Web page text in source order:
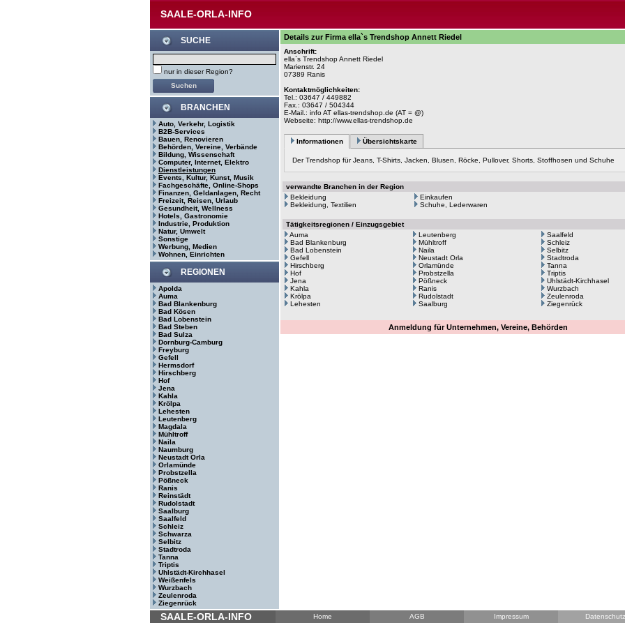
SAALE-ORLA-INFO
SUCHE
nur in dieser Region?
BRANCHEN
Auto, Verkehr, Logistik
B2B-Services
Bauen, Renovieren
Behörden, Vereine, Verbände
Bildung, Wissenschaft
Computer, Internet, Elektro
Dienstleistungen
Events, Kultur, Kunst, Musik
Fachgeschäfte, Online-Shops
Finanzen, Geldanlagen, Recht
Freizeit, Reisen, Urlaub
Gesundheit, Wellness
Hotels, Gastronomie
Industrie, Produktion
Natur, Umwelt
Sonstige
Werbung, Medien
Wohnen, Einrichten
REGIONEN
Apolda
Auma
Bad Blankenburg
Bad Kösen
Bad Lobenstein
Bad Steben
Bad Sulza
Dornburg-Camburg
Freyburg
Gefell
Hermsdorf
Hirschberg
Hof
Jena
Kahla
Krölpa
Lehesten
Leutenberg
Magdala
Mühltroff
Naila
Naumburg
Neustadt Orla
Orlamünde
Probstzella
Pößneck
Ranis
Reinstädt
Rudolstadt
Saalburg
Saalfeld
Schleiz
Schwarza
Selbitz
Stadtroda
Tanna
Triptis
Uhlstädt-Kirchhasel
Weißenfels
Wurzbach
Zeulenroda
Ziegenrück
Details zur Firma ella`s Trendshop Annett Riedel
Anschrift:
ella`s Trendshop Annett Riedel
Marienstr. 24
07389 Ranis
Kontaktmöglichkeiten:
Tel.: 03647 / 449882
Fax.: 03647 / 504344
E-Mail.: info AT ellas-trendshop.de (AT = @)
Webseite: http://www.ellas-trendshop.de
Informationen Übersichtskarte
Der Trendshop für Jeans, T-Shirts, Jacken, Blusen, Röcke, Pullover, Shorts, Stoffhosen und Schuhe
verwandte Branchen in der Region
Bekleidung
Bekleidung, Textilien
Einkaufen
Schuhe, Lederwaren
Tätigkeitsregionen / Einzugsgebiet
Auma
Bad Blankenburg
Bad Lobenstein
Gefell
Hirschberg
Hof
Jena
Kahla
Krölpa
Lehesten
Leutenberg
Mühltroff
Naila
Neustadt Orla
Orlamünde
Probstzella
Pößneck
Ranis
Rudolstadt
Saalburg
Saalfeld
Schleiz
Selbitz
Stadtroda
Tanna
Triptis
Uhlstädt-Kirchhasel
Wurzbach
Zeulenroda
Ziegenrück
Anmeldung für Unternehmen, Vereine, Behörden
SAALE-ORLA-INFO Home AGB Impressum Datenschutz